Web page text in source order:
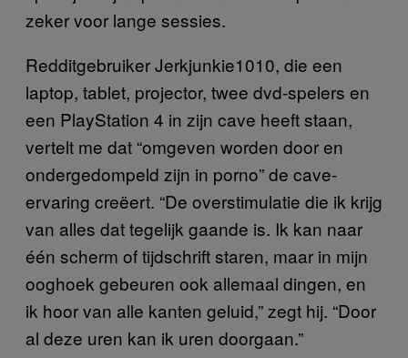
zeker voor lange sessies.
Redditgebruiker Jerkjunkie1010, die een
laptop, tablet, projector, twee dvd-spelers en
een PlayStation 4 in zijn cave heeft staan,
vertelt me dat “omgeven worden door en
ondergedompeld zijn in porno” de cave-
ervaring creëert. “De overstimulatie die ik krijg
van alles dat tegelijk gaande is. Ik kan naar
één scherm of tijdschrift staren, maar in mijn
ooghoek gebeuren ook allemaal dingen, en
ik hoor van alle kanten geluid,” zegt hij. “Door
al deze uren kan ik uren doorgaan.”